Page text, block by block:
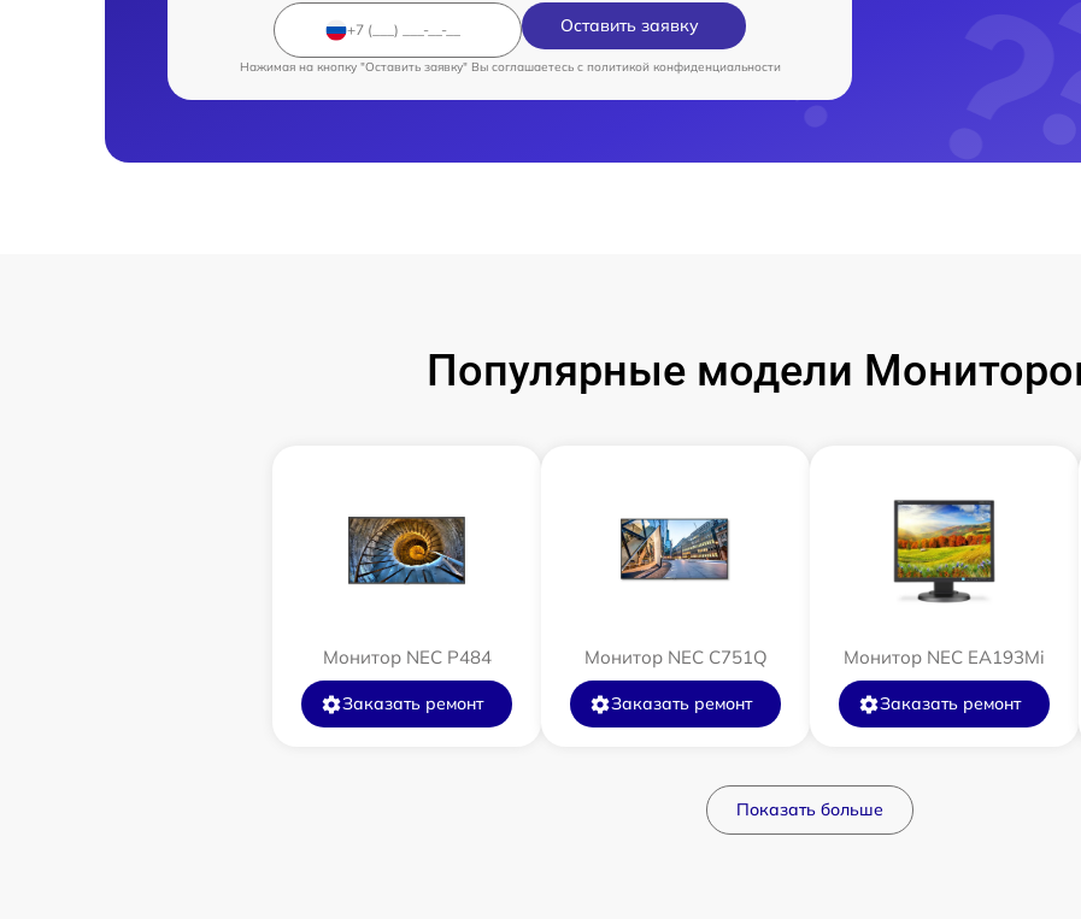
Оставить заявку
Нажимая на кнопку "Оставить заявку" Вы соглашаетесь c политикой конфиденциальности
Популярные модели
Монитор NEC P484
Заказать ремонт
Монитор NEC C751Q
Заказать ремонт
Монитор NEC EA193Mi
Заказать ремонт
Показать больше